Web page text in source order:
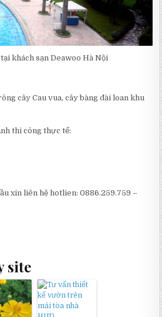
khách sạn Deawoo Hà Nội
cây Cau vua, cây bàng đài loan khu
thi công thực tế:
xin liên hệ hotlien: 0886.259.759 –
site